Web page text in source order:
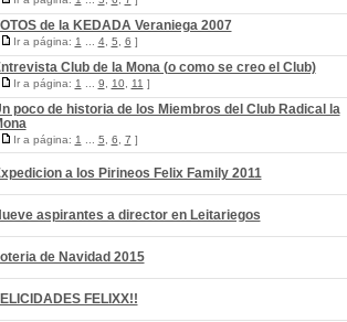
de la KEDADA Veraniega 2007
Ir a página: 1 4, 5 6 ]
Club de la Mona (o como se creo el Club)
Ir a página: 1 9 10, 11 ]
poco de historia de los Miembros del Club Radical la
Ir a página: 1 5 6 7 ]
a los Pirineos Felix Family 2011
aspirantes a director en Leitariegos
de Navidad 2015
FELIXX!!